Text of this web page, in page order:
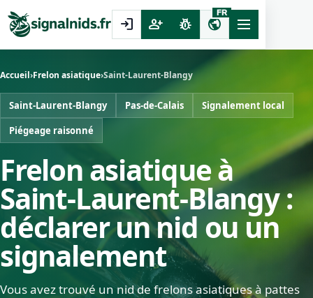
login person_add pest_control public
FR
Accueil›Frelon asiatique›Saint-Laurent-Blangy
Saint-Laurent-Blangy Pas-de-Calais
Signalement local
Piégeage raisonné
Frelon asiatique à
Saint-Laurent-Blangy :
déclarer un nid ou un
signalement
Vous avez trouvé un nid de frelons asiatiques à pattes